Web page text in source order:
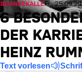
#DANKEKALLEFr.,
6
DER
HEINZ
Text vorlesen